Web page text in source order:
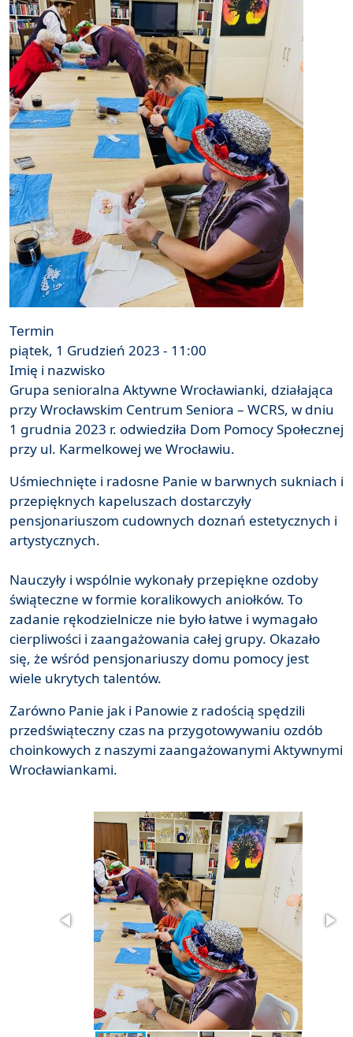
Termin
piątek, 1 Grudzień 2023 - 11:00
Imię i nazwisko
Grupa senioralna Aktywne Wrocławianki, działająca
przy Wrocławskim Centrum Seniora – WCRS, w dniu
1 grudnia 2023 r. odwiedziła Dom Pomocy Społecznej
przy ul. Karmelkowej we Wrocławiu.
Uśmiechnięte i radosne Panie w barwnych sukniach i
przepięknych kapeluszach dostarczyły
pensjonariuszom cudownych doznań estetycznych i
artystycznych.
Nauczyły i wspólnie wykonały przepiękne ozdoby
świąteczne w formie koralikowych aniołków. To
zadanie rękodzielnicze nie było łatwe i wymagało
cierpliwości i zaangażowania całej grupy. Okazało
się, że wśród pensjonariuszy domu pomocy jest
wiele ukrytych talentów.
Zarówno Panie jak i Panowie z radością spędzili
przedświąteczny czas na przygotowywaniu ozdób
choinkowych z naszymi zaangażowanymi Aktywnymi
Wrocławiankami.